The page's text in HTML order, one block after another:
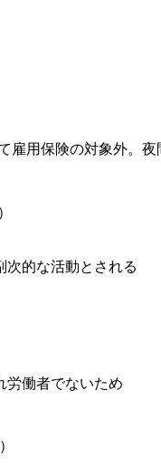
雇用保険の対象外。
的な活動とされる
労働者でないため